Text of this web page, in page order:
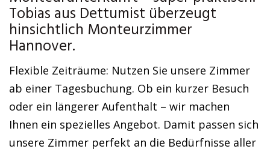
Tobias aus Dettumist überzeugt
hinsichtlich Monteurzimmer
Hannover.
Flexible Zeiträume: Nutzen Sie unsere Zimmer
ab einer Tagesbuchung. Ob ein kurzer Besuch
oder ein längerer Aufenthalt – wir machen
Ihnen ein spezielles Angebot. Damit passen sich
unsere Zimmer perfekt an die Bedürfnisse aller